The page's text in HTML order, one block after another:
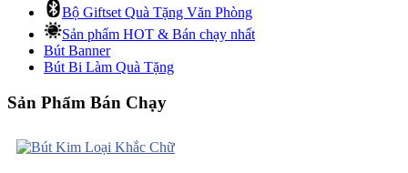
Bộ Giftset Quà Tặng Văn Phòng
Sản phẩm HOT & Bán chạy nhất
Bút Banner
Bút Bi Làm Quà Tặng
Sản Phẩm Bán Chạy